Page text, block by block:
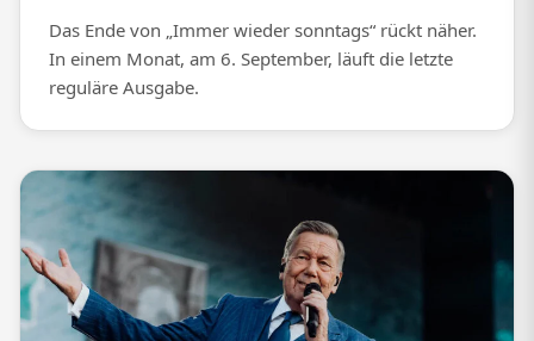
Das Ende von „Immer wieder sonntags“ rückt näher.
In einem Monat, am 6. September, läuft die letzte
reguläre Ausgabe.